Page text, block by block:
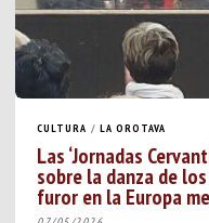
CULTURA / LA OROTAVA
Las ‘Jornadas
sobre la danza de
furor en la Europa